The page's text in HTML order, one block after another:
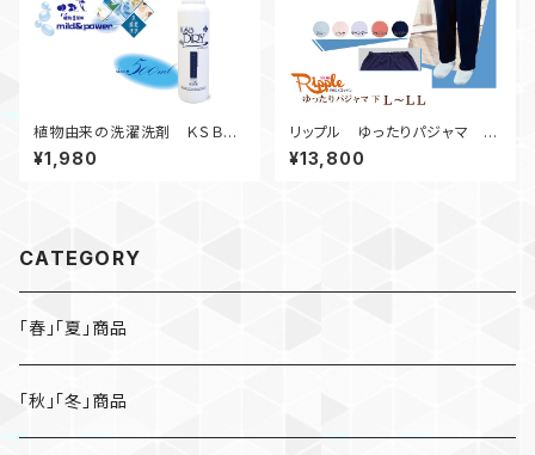
植物由来の洗濯洗剤 ＫＳＢド
ライ ハンディボトル（５００ｍ
ｌ）
¥1,980
リップル ゆったりパジャマ
下 Ｌ～ＬＬ
¥13,800
CATEGORY
「春」「夏」商品
「秋」「冬」商品